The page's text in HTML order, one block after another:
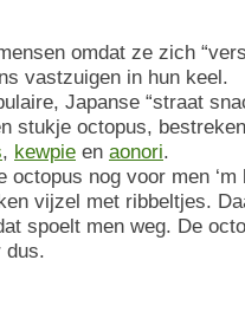
omdat ze zich
vastzuigen in hun keel.
Japanse “straat
stukje octopus,
, kewpie en aonori.
octopus nog voor men
vijzel met ribbeltjes.
spoelt men weg. De
dus.